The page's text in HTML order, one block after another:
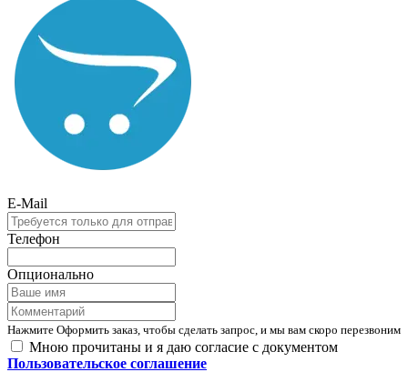
E-Mail
Телефон
Опционально
Нажмите Оформить заказ, чтобы сделать запрос, и мы вам скоро перезвоним
Мною прочитаны и я даю согласие с документом
Пользовательское соглашение